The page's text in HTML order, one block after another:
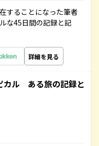
することになった筆者
な45日間の記録と記
詳細を見る
カル ある旅の記録と